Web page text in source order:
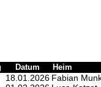
Datum Heim
18.01.2026 Fabian